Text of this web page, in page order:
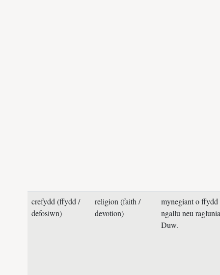
crefydd (ffydd /
defosiwn)
religion (faith /
devotion)
mynegiant o
ngallu neu
Duw.